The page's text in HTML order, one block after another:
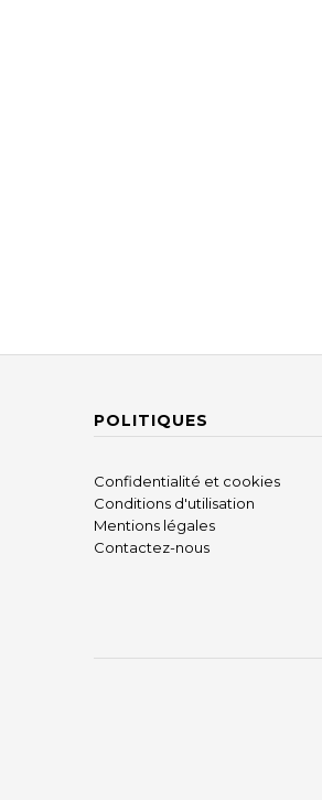
POLITIQUES
Confidentialité et cookies
Conditions d'utilisation
Mentions légales
Contactez-nous